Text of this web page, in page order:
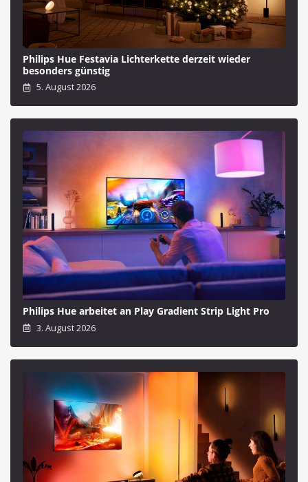
Philips Hue Festavia Lichterkette derzeit wieder
besonders günstig
5. August 2026
Philips Hue arbeitet an Play Gradient Strip Light Pro
3. August 2026